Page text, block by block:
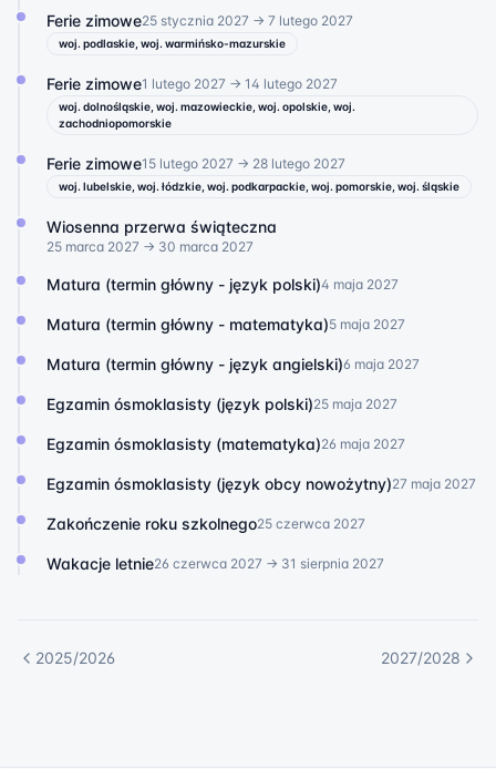
Ferie zimowe25 stycznia 2027 → 7 lutego 2027
woj. podlaskie, woj. warmińsko-mazurskie
Ferie zimowe1 lutego 2027 → 14 lutego 2027
woj. dolnośląskie, woj. mazowieckie, woj. opolskie, woj.
zachodniopomorskie
Ferie zimowe15 lutego 2027 → 28 lutego 2027
woj. lubelskie, woj. łódzkie, woj. podkarpackie, woj. pomorskie, woj. śląskie
Wiosenna przerwa świąteczna
25 marca 2027 → 30 marca 2027
Matura (termin główny - język polski)4 maja 2027
Matura (termin główny - matematyka)5 maja 2027
Matura (termin główny - język angielski)6 maja 2027
Egzamin ósmoklasisty (język polski)25 maja 2027
Egzamin ósmoklasisty (matematyka)26 maja 2027
Egzamin ósmoklasisty (język obcy nowożytny)27 maja 2027
Zakończenie roku szkolnego25 czerwca 2027
Wakacje letnie26 czerwca 2027 → 31 sierpnia 2027
2025/2026 2027/2028